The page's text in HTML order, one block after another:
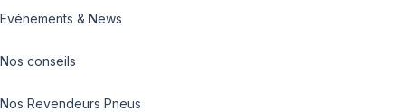
Evénements & News
Nos conseils
Nos Revendeurs Pneus